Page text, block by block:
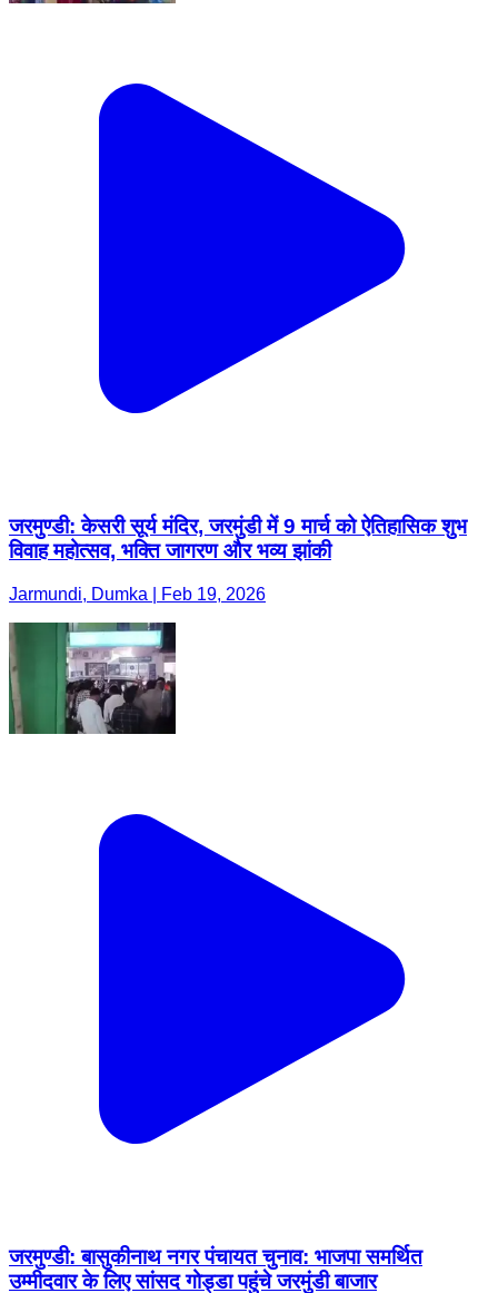
जरमुण्डी: केसरी सूर्य मंदिर, जरमुंडी में 9 मार्च को ऐतिहासिक शुभ
विवाह महोत्सव, भक्ति जागरण और भव्य झांकी
Jarmundi, Dumka | Feb 19, 2026
जरमुण्डी: बासुकीनाथ नगर पंचायत चुनाव: भाजपा समर्थित
उम्मीदवार के लिए सांसद गोड्डा पहुंचे जरमुंडी बाजार